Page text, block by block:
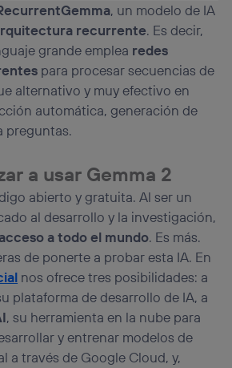
, un modelo de IA
recurrente. Es decir,
grande emplea redes
para procesar secuencias de
alternativo y muy efectivo en
automática, generación de
preguntas.
a usar Gemma 2
abierto y gratuita. Al ser un
al desarrollo y la investigación,
a todo el mundo. Es más.
de ponerte a probar esta IA. En
nos ofrece tres posibilidades: a
plataforma de desarrollo de IA, a
, su herramienta en la nube para
y entrenar modelos de
a través de Google Cloud, y,